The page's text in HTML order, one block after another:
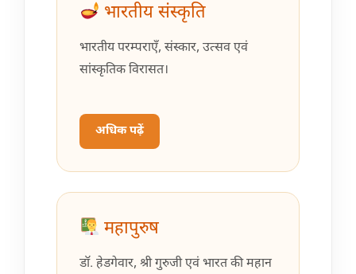
भारतीय संस्कृति
भारतीय परम्पराएँ, संस्कार, उत्सव एवं
सांस्कृतिक विरासत।
अधिक पढ़ें
महापुरुष
डॉ. हेडगेवार, श्री गुरुजी एवं भारत की महान